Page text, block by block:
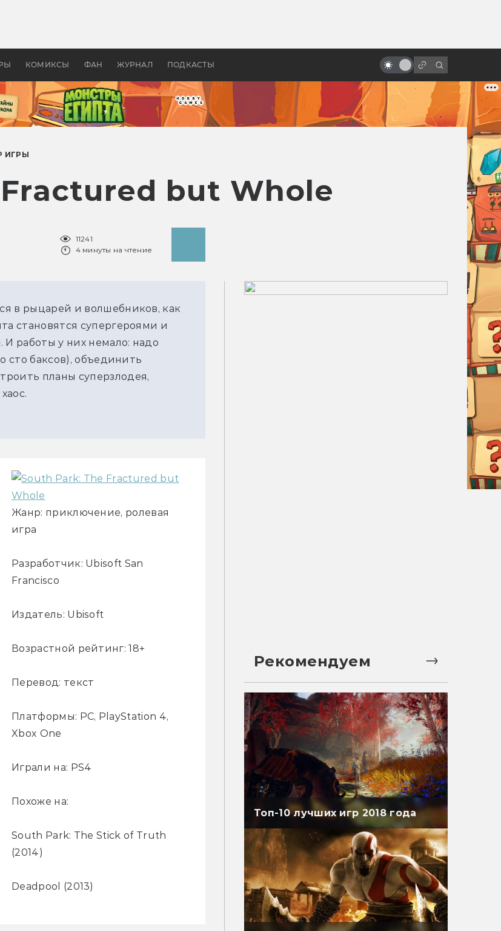
КОМИКСЫ ФАН ЖУРНАЛ ПОДКАСТЫ
колец»
Древней Грецией
мёртвых девочек
ИГРЫ
but Whole
11241
4 минуты на чтение
в рыцарей и волшебников, как
становятся супергероями и
работы у них немало: надо
сто баксов), объединить
планы суперзлодея,
Жанр: приключение, ролевая
игра
Разработчик: Ubisoft San
Francisco
Издатель: Ubisoft
Возрастной рейтинг: 18+
Перевод: текст
Платформы: PC, PlayStation 4,
Xbox One
Играли на: PS4
Похоже на:
South Park: The Stick of Truth
(2014)
Deadpool (2013)
Рекомендуем
Топ-10 лучших игр 2018 года